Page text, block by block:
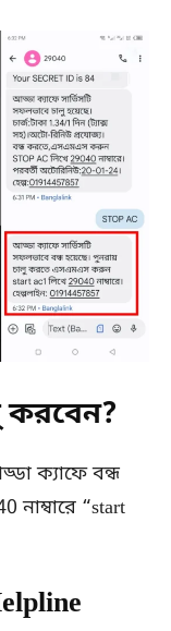
করবেন?
ক্যাফে বন্ধ
“start